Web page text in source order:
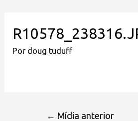
Por doug tuduff
← Mídia anterior